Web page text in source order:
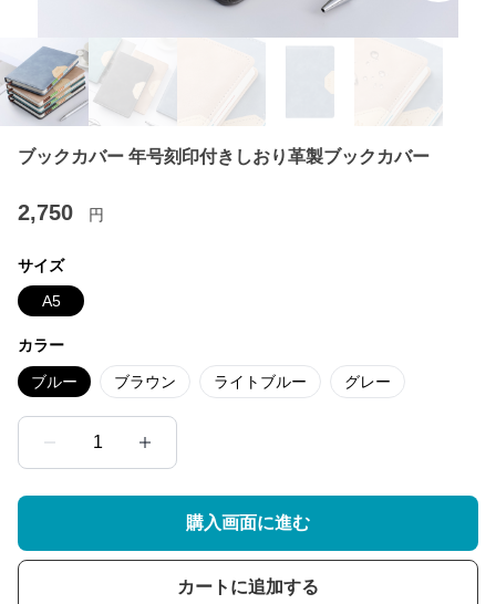
ブックカバー 年号刻印付きしおり革製ブックカバー
2,750 円
サイズ
A5
カラー
ブルー ブラウン ライトブルー グレー
1
購入画面に進む
カートに追加する